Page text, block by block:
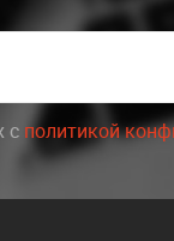
c политикой